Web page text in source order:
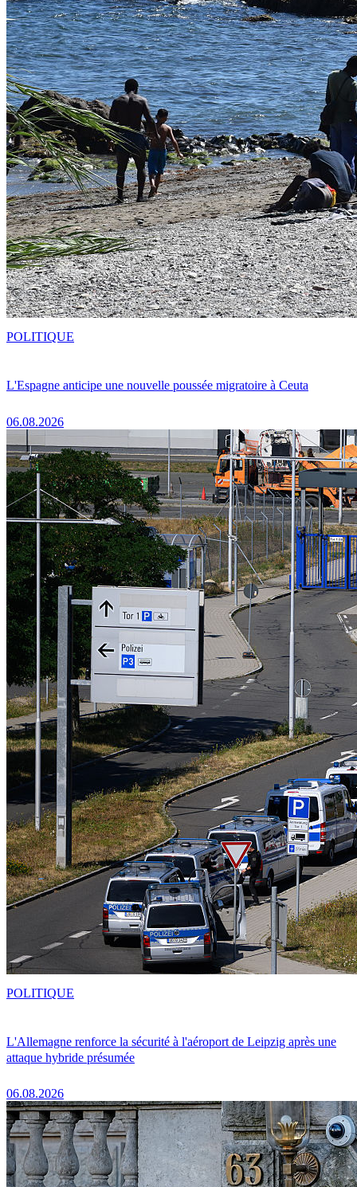
L'Espagne anticipe une nouvelle poussée migratoire à Ceuta
06.08.2026
POLITIQUE
L'Allemagne renforce la sécurité à l'aéroport de Leipzig après une
attaque hybride présumée
06.08.2026
POLITIQUE